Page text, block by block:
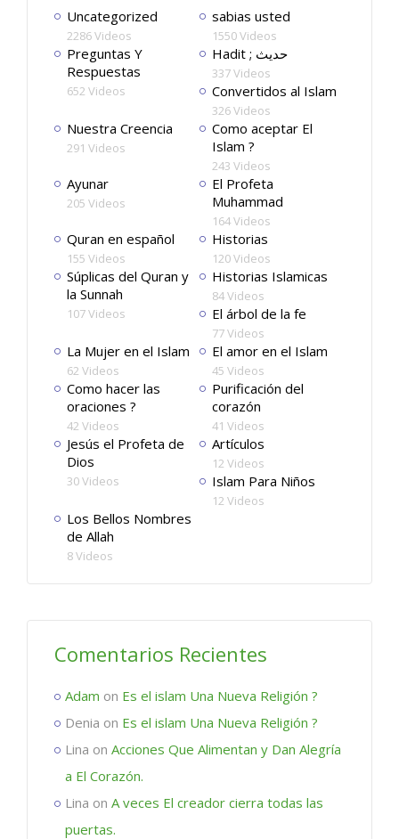
Uncategorized
2286 Videos
sabias usted
1550 Videos
Preguntas Y
Respuestas
652 Videos
Hadit ; حديث
337 Videos
Convertidos al Islam
326 Videos
Nuestra Creencia
291 Videos
Como aceptar El
Islam ?
243 Videos
Ayunar
205 Videos
El Profeta
Muhammad
164 Videos
Quran en español
155 Videos
Historias
120 Videos
Súplicas del Quran y
la Sunnah
107 Videos
Historias Islamicas
84 Videos
El árbol de la fe
77 Videos
La Mujer en el Islam
62 Videos
El amor en el Islam
45 Videos
Como hacer las
oraciones ?
42 Videos
Purificación del
corazón
41 Videos
Jesús el Profeta de
Dios
30 Videos
Artículos
12 Videos
Islam Para Niños
12 Videos
Los Bellos Nombres
de Allah
8 Videos
Comentarios Recientes
Adam on Es el islam Una Nueva Religión ?
Denia on Es el islam Una Nueva Religión ?
Lina on Acciones Que Alimentan y Dan Alegría
a El Corazón.
Lina on A veces El creador cierra todas las
puertas.